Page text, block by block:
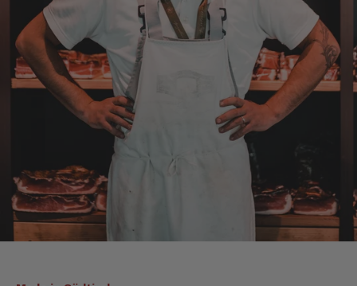
Sehr gute Ware , schnelle Zusendung. Ich bin
sehr zufrieden. Gern wieder!
4.8.2026
Sebastian
Verifizierter Kunde
... schnelle Lieferung, super Service und die
Ware( Probierpaket und Speck "Herzstück")
sieht hervorragend aus und schmeckt auch
dementsprechend...
4.8.2026